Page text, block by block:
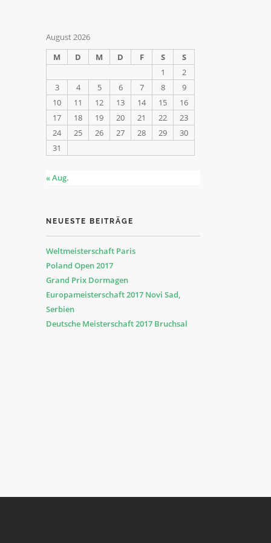
August 2026
M
D M D F S
S
1
2
3
4 5 6 7 8
9
10
11 12 13 14 15
16
17
18 19 20 21 22
23
24
25 26 27 28 29
30
31
« Aug.
NEUESTE BEITRÄGE
Weltmeisterschaft Paris
Poland Open 2017
Grand Prix Dormagen
Europameisterschaft 2017 Novi Sad,
Serbien
Deutsche Meisterschaft 2017 Bruchsal